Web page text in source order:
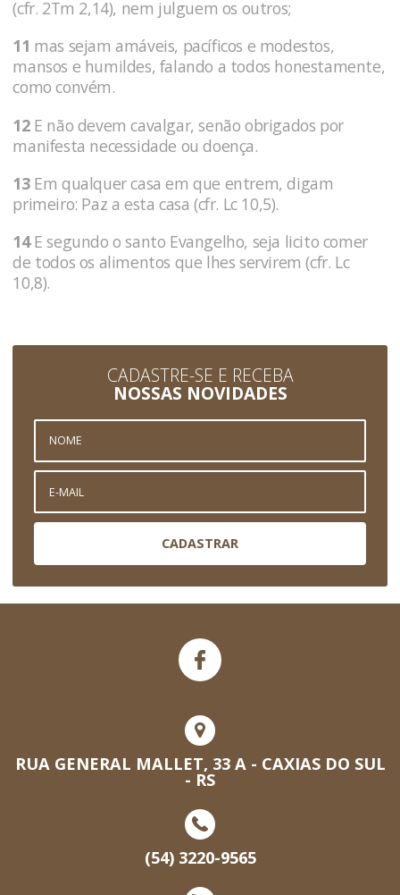
(cfr. 2Tm 2,14), nem julguem os outros;
11 mas sejam amáveis, pacíficos e modestos,
mansos e humildes, falando a todos honestamente,
como convém.
12E não devem cavalgar, senão obrigados por
manifesta necessidade ou doença.
13Em qualquer casa em que entrem, digam
primeiro: Paz a esta casa (cfr. Lc 10,5).
14E segundo o santo Evangelho, seja licito comer
de todos os alimentos que lhes servirem (cfr. Lc
10,8).
CADASTRE-SE E RECEBA
NOSSAS NOVIDADES
CADASTRAR
RUA GENERAL MALLET, 33 A - CAXIAS DO SUL
- RS
(54) 3220-9565